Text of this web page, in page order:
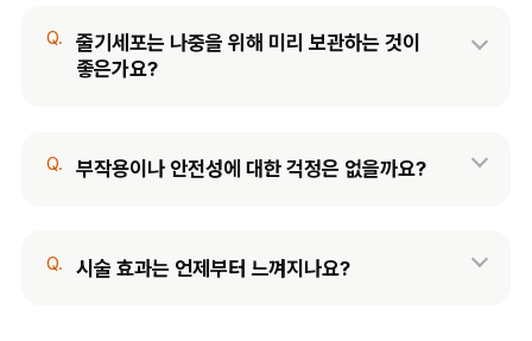
Q.
줄기세포는 나중을 위해 미리 보관하는 것이
좋은가요?
Q. 부작용이나 안전성에 대한 걱정은 없을까요?
Q. 시술 효과는 언제부터 느껴지나요?